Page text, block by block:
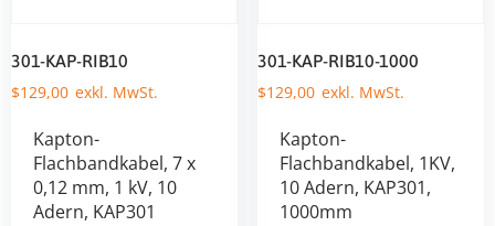
301-KAP-RIB10
$129,00
Kapton-
Flachbandkabel, 7 x
0,12 mm, 1 kV, 10
Adern, KAP301
301-KAP-RIB10-1000
$129,00
Kapton-
Flachbandkabel, 1KV,
10 Adern, KAP301,
1000mm